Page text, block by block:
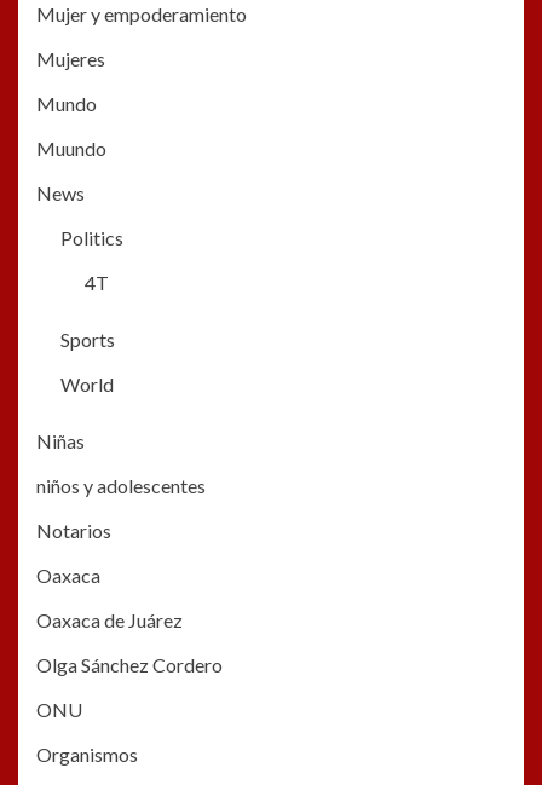
Mujer y empoderamiento
Mujeres
Mundo
Muundo
News
Politics
4T
Sports
World
Niñas
niños y adolescentes
Notarios
Oaxaca
Oaxaca de Juárez
Olga Sánchez Cordero
ONU
Organismos